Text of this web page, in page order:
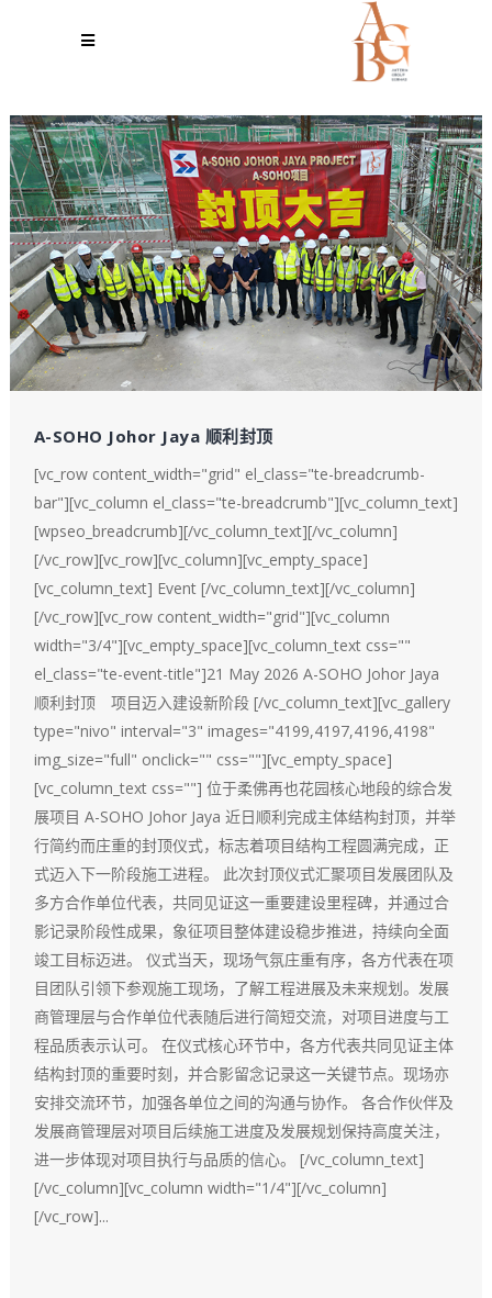
A-SOHO Johor Jaya 顺利封顶
[vc_row content_width="grid" el_class="te-breadcrumb-
bar"][vc_column el_class="te-breadcrumb"][vc_column_text]
[wpseo_breadcrumb][/vc_column_text][/vc_column]
[/vc_row][vc_row][vc_column][vc_empty_space]
[vc_column_text] Event [/vc_column_text][/vc_column]
[/vc_row][vc_row content_width="grid"][vc_column
width="3/4"][vc_empty_space][vc_column_text css=""
el_class="te-event-title"]21 May 2026 A-SOHO Johor Jaya
顺利封顶 项目迈入建设新阶段 [/vc_column_text][vc_gallery
type="nivo" interval="3" images="4199,4197,4196,4198"
img_size="full" onclick="" css=""][vc_empty_space]
[vc_column_text css=""] 位于柔佛再也花园核心地段的综合发
展项目 A-SOHO Johor Jaya 近日顺利完成主体结构封顶，并举
行简约而庄重的封顶仪式，标志着项目结构工程圆满完成，正
式迈入下一阶段施工进程。 此次封顶仪式汇聚项目发展团队及
多方合作单位代表，共同见证这一重要建设里程碑，并通过合
影记录阶段性成果，象征项目整体建设稳步推进，持续向全面
竣工目标迈进。 仪式当天，现场气氛庄重有序，各方代表在项
目团队引领下参观施工现场，了解工程进展及未来规划。发展
商管理层与合作单位代表随后进行简短交流，对项目进度与工
程品质表示认可。 在仪式核心环节中，各方代表共同见证主体
结构封顶的重要时刻，并合影留念记录这一关键节点。现场亦
安排交流环节，加强各单位之间的沟通与协作。 各合作伙伴及
发展商管理层对项目后续施工进度及发展规划保持高度关注，
进一步体现对项目执行与品质的信心。 [/vc_column_text]
[/vc_column][vc_column width="1/4"][/vc_column]
[/vc_row]...